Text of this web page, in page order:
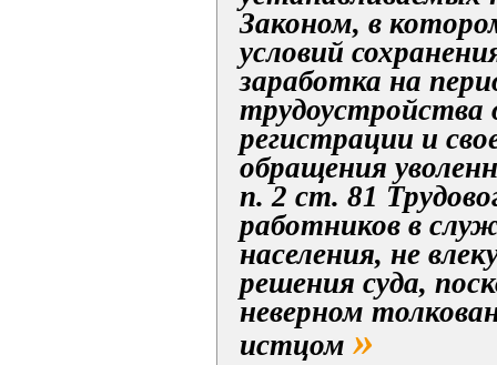
Законом, в
условий
заработка на
регистрации и
обращения
п. 2 ст. 81
работников в
населения, не
решения суда,
неверном
истцом »